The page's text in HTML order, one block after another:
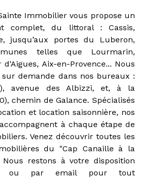
Immobilier vous propose un
complet, du littoral : Cassis,
jusqu’aux portes du Luberon,
telles que Lourmarin,
Aix-en-Provence... Nous
demande dans nos bureaux :
avenue des Albizzi, et, à la
chemin de Galance. Spécialisés
et location saisonnière, nos
à chaque étape de
Venez découvrir toutes les
du "Cap Canaille à la
Nous restons à votre disposition
ou par email pour tout